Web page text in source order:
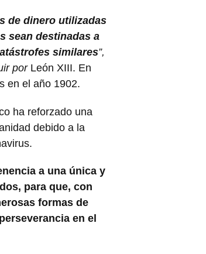
de dinero utilizadas
sean destinadas a
similares”,
por León XIII. En
en el año 1902.
ha reforzado una
debido a la
a una única y
para que, con
formas de
en el